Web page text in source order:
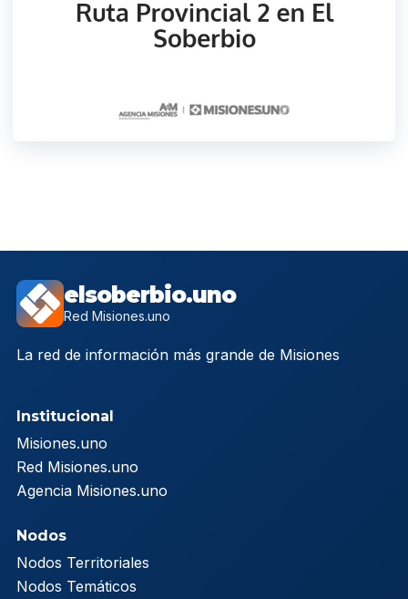
elsoberbio.uno
Red Misiones.uno
La red de información más grande de Misiones
Institucional
Misiones.uno
Red Misiones.uno
Agencia Misiones.uno
Nodos
Nodos Territoriales
Nodos Temáticos